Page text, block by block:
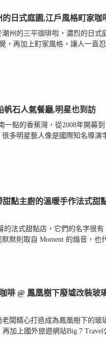
日式庭園,江戶風格町家咖
州的三平珈琲啦，濃烈的日式
，再加上町家風格，讓人一直忍
帆石人氣餐廳,明星也到訪
一點的香蕉灣，從2008年開幕到
多明星藝人像是國際知名導演
點主廚的溫暖手作法式甜
的法式甜點店，它們的名字很有
默則取自 Moment 的諧音，也
啡 @ 鳳凰樹下廢墟改裝玻
闆精心打造成為鳳凰樹下的玻
加上國外旅遊網站Big 7 Travel